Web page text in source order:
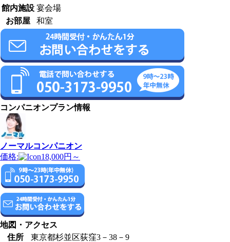
館内施設 宴会場
お部屋
和室
コンパニオンプラン情報
ノーマルコンパニオン
価格:
18,000円～
地図・アクセス
住所
東京都杉並区荻窪3－38－9